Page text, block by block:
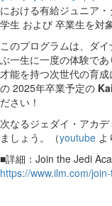
における有給ジュニア・
学生 および 卒業生を対
このプログラムは、ダ
ぶ一生に一度の体験で
才能を持つ次世代の育
の 2025年卒業予定の
ださい！
次なるジェダイ・アカ
ましょう。（youtube よ
■詳細：Join the Jedi
https://www.ilm.com/